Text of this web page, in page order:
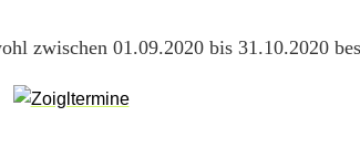
zwischen 01.09.2020 bis 31.10.2020